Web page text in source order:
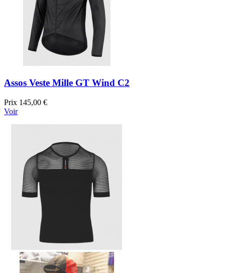
Assos Veste Mille GT Wind C2
Prix 145,00 €
Voir